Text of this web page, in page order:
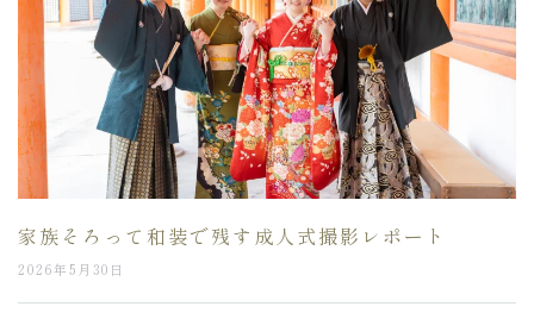
家族そろって和装で残す成人式撮影レポート
2026年5月30日